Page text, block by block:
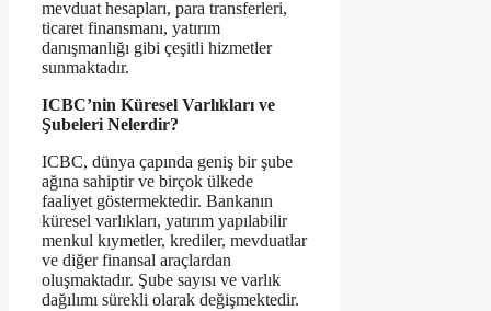
mevduat hesapları, para transferleri,
ticaret finansmanı, yatırım
danışmanlığı gibi çeşitli hizmetler
sunmaktadır.
ICBC’nin Küresel Varlıkları ve
Şubeleri Nelerdir?
ICBC, dünya çapında geniş bir şube
ağına sahiptir ve birçok ülkede
faaliyet göstermektedir. Bankanın
küresel varlıkları, yatırım yapılabilir
menkul kıymetler, krediler, mevduatlar
ve diğer finansal araçlardan
oluşmaktadır. Şube sayısı ve varlık
dağılımı sürekli olarak değişmektedir.